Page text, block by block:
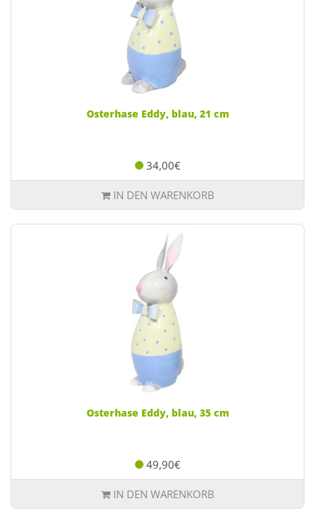
Osterhase Eddy, blau, 21 cm
34,00€
IN DEN WARENKORB
Osterhase Eddy, blau, 35 cm
49,90€
IN DEN WARENKORB